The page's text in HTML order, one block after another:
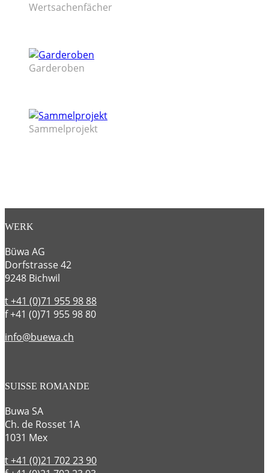
Wertsachenfächer
Garderoben
Sammelprojekt
WERK
Büwa AG
Dorfstrasse 42
9248 Bichwil
t +41 (0)71 955 98 88
f +41 (0)71 955 98 80
info@buewa.ch
SUISSE ROMANDE
Buwa SA
Ch. de Rosset 1A
1031 Mex
t +41 (0)21 702 23 90